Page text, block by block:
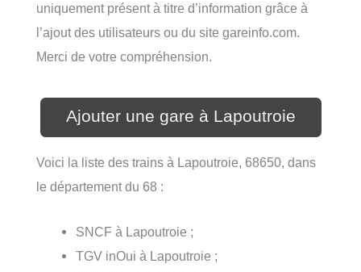
uniquement présent à titre d’information grâce à
l’ajout des utilisateurs ou du site gareinfo.com.
Merci de votre compréhension.
Ajouter une gare à Lapoutroie
Voici la liste des trains à Lapoutroie, 68650, dans
le département du 68 :
SNCF à Lapoutroie ;
TGV inOui à Lapoutroie ;